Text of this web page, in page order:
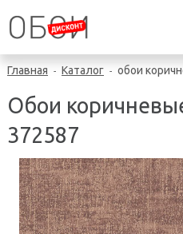
Главная - Каталог - обои
Обои
372587